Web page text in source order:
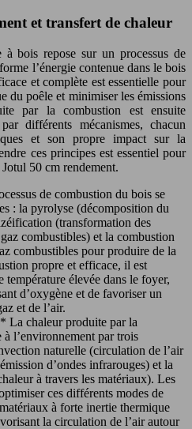
et transfert de chaleur
bois repose sur un processus de
l’énergie contenue dans le bois
et complète est essentielle pour
du poêle et minimiser les émissions
par la combustion est ensuite
différents mécanismes, chacun
et son propre impact sur la
ces principes est essentiel pour
50 cm rendement.
de combustion du bois se
: la pyrolyse (décomposition du
(transformation des
combustibles) et la combustion
combustibles pour produire de la
propre et efficace, il est
température élevée dans le foyer,
d’oxygène et de favoriser un
et de l’air.
La chaleur produite par la
à l’environnement par trois
naturelle (circulation de l’air
d’ondes infrarouges) et la
à travers les matériaux). Les
ces différents modes de
à forte inertie thermique
la circulation de l’air autour